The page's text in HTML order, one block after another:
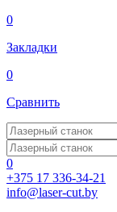
0
Закладки
0
Сравнить
0
+375 17 336-34-21
info@laser-cut.by